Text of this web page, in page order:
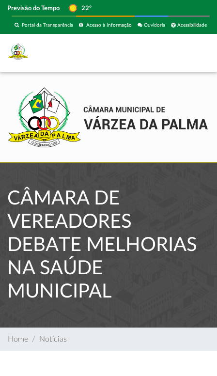
Previsão do Tempo 22º
Acessibilidade
Ouvidoria
Acesso à Informação
Portal da Transparência
CÂMARA DE
VEREADORES
DEBATE MELHORIAS
NA SAÚDE
MUNICIPAL
Home Notícias